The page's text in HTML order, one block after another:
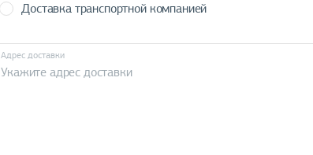
Доставка транспортной компанией
Адрес доставки